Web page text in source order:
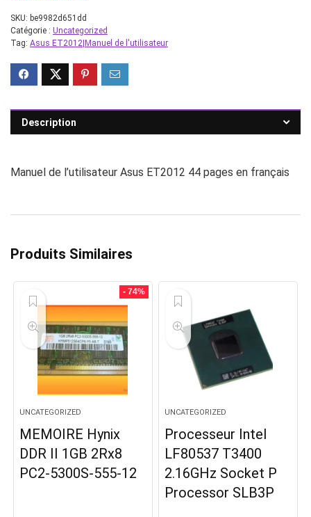
SKU: be9982d651dd
Catégorie : Uncategorized
Tag: Asus ET2012|Manuel de l'utilisateur
Description
Manuel de l’utilisateur Asus ET2012 44 pages en français
Produits Similaires
- 74%
UNCATEGORIZED
MEMOIRE Hynix
DDR II 1GB 2Rx8
PC2-5300S-555-12
UNCATEGORIZED
Processeur Intel
LF80537 T3400
2.16GHz Socket P
Processor SLB3P